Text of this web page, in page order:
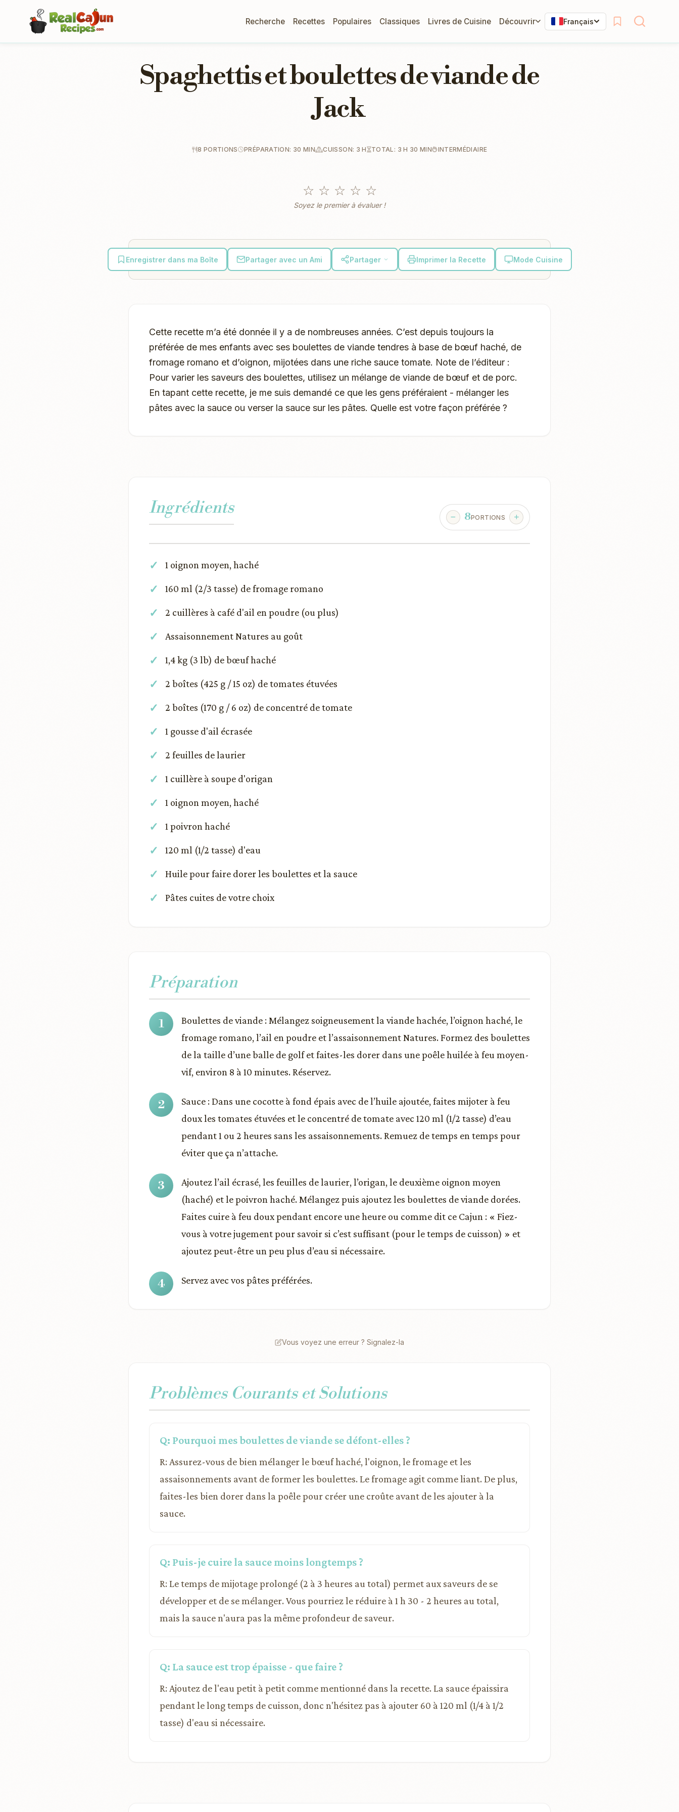
Recherche Recettes Populaires Classiques Livres de Cuisine Découvrir Français
Spaghettis et boulettes de viande de
Jack
8 PORTIONS PRÉPARATION: 30 MIN CUISSON: 3 H TOTAL: 3 H 30 MIN INTERMÉDIAIRE
☆ ☆ ☆ ☆ ☆
Soyez le premier à évaluer !
Enregistrer dans ma Boîte Partager avec un Ami Partager Imprimer la Recette Mode Cuisine
Cette recette m’a été donnée il y a de nombreuses années. C’est depuis toujours la
préférée de mes enfants avec ses boulettes de viande tendres à base de bœuf haché, de
fromage romano et d’oignon, mijotées dans une riche sauce tomate. Note de l’éditeur :
Pour varier les saveurs des boulettes, utilisez un mélange de viande de bœuf et de porc.
En tapant cette recette, je me suis demandé ce que les gens préféraient - mélanger les
pâtes avec la sauce ou verser la sauce sur les pâtes. Quelle est votre façon préférée ?
Ingrédients 8PORTIONS
1 oignon moyen, haché
160 ml (2/3 tasse) de fromage romano
2 cuillères à café d'ail en poudre (ou plus)
Assaisonnement Natures au goût
1,4 kg (3 lb) de bœuf haché
2 boîtes (425 g / 15 oz) de tomates étuvées
2 boîtes (170 g / 6 oz) de concentré de tomate
1 gousse d'ail écrasée
2 feuilles de laurier
1 cuillère à soupe d'origan
1 oignon moyen, haché
1 poivron haché
120 ml (1/2 tasse) d'eau
Huile pour faire dorer les boulettes et la sauce
Pâtes cuites de votre choix
Préparation
Boulettes de viande : Mélangez soigneusement la viande hachée, l’oignon haché, le
fromage romano, l’ail en poudre et l’assaisonnement Natures. Formez des boulettes
de la taille d’une balle de golf et faites-les dorer dans une poêle huilée à feu moyen-
vif, environ 8 à 10 minutes. Réservez.
Sauce : Dans une cocotte à fond épais avec de l’huile ajoutée, faites mijoter à feu
doux les tomates étuvées et le concentré de tomate avec 120 ml (1/2 tasse) d’eau
pendant 1 ou 2 heures sans les assaisonnements. Remuez de temps en temps pour
éviter que ça n’attache.
Ajoutez l’ail écrasé, les feuilles de laurier, l’origan, le deuxième oignon moyen
(haché) et le poivron haché. Mélangez puis ajoutez les boulettes de viande dorées.
Faites cuire à feu doux pendant encore une heure ou comme dit ce Cajun : « Fiez-
vous à votre jugement pour savoir si c’est suffisant (pour le temps de cuisson) » et
ajoutez peut-être un peu plus d’eau si nécessaire.
Servez avec vos pâtes préférées.
Vous voyez une erreur ? Signalez-la
Problèmes Courants et Solutions
Q: Pourquoi mes boulettes de viande se défont-elles ?
R: Assurez-vous de bien mélanger le bœuf haché, l'oignon, le fromage et les
assaisonnements avant de former les boulettes. Le fromage agit comme liant. De plus,
faites-les bien dorer dans la poêle pour créer une croûte avant de les ajouter à la
sauce.
Q: Puis-je cuire la sauce moins longtemps ?
R: Le temps de mijotage prolongé (2 à 3 heures au total) permet aux saveurs de se
développer et de se mélanger. Vous pourriez le réduire à 1 h 30 - 2 heures au total,
mais la sauce n'aura pas la même profondeur de saveur.
Q: La sauce est trop épaisse - que faire ?
R: Ajoutez de l'eau petit à petit comme mentionné dans la recette. La sauce épaissira
pendant le long temps de cuisson, donc n'hésitez pas à ajouter 60 à 120 ml (1/4 à 1/2
tasse) d'eau si nécessaire.